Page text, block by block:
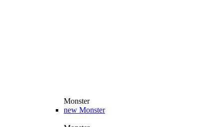
Monster
new Monster